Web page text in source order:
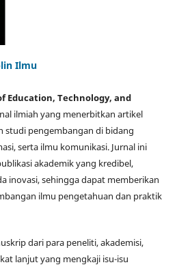
Ilmu
Education, Technology, and
ilmiah yang menerbitkan artikel
studi pengembangan di bidang
serta ilmu komunikasi. Jurnal ini
akademik yang kredibel,
inovasi, sehingga dapat memberikan
ilmu pengetahuan dan praktik
dari para peneliti, akademisi,
lanjut yang mengkaji isu-isu